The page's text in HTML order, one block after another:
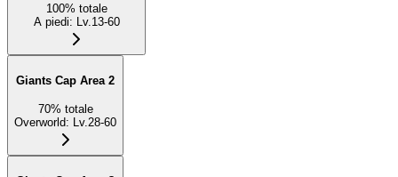
100% totale
A piedi: Lv.13-60
Giants Cap Area 2
70% totale
Overworld: Lv.28-60